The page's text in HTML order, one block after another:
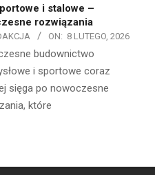
i stalowe –
rozwiązania
ON: 8 LUTEGO, 2026
budownictwo
i sportowe coraz
sięga po nowoczesne
które